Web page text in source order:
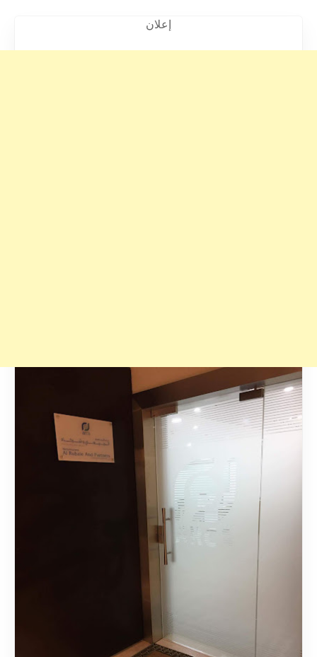
إعلان